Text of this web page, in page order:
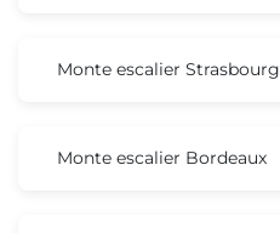
Monte escalier Strasbourg
Monte escalier Bordeaux